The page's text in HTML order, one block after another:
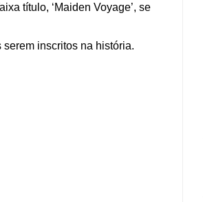
título, ‘Maiden Voyage’, se
inscritos na história.